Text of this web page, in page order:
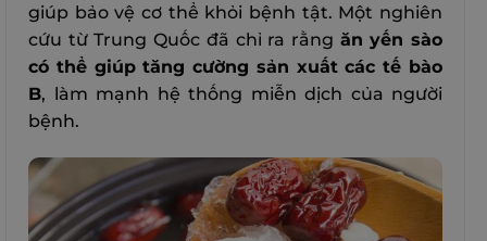
giúp bảo vệ cơ thể khỏi bệnh tật. Một nghiên
cứu từ Trung Quốc đã chỉ ra rằng ăn yến sào
có thể giúp tăng cường sản xuất các tế bào
B, làm mạnh hệ thống miễn dịch của người
bệnh.